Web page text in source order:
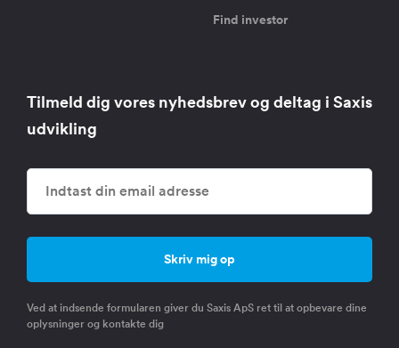
Find investor
Tilmeld dig vores nyhedsbrev og deltag i Saxis
udvikling
Ved at indsende formularen giver du Saxis ApS ret til at opbevare dine
oplysninger og kontakte dig